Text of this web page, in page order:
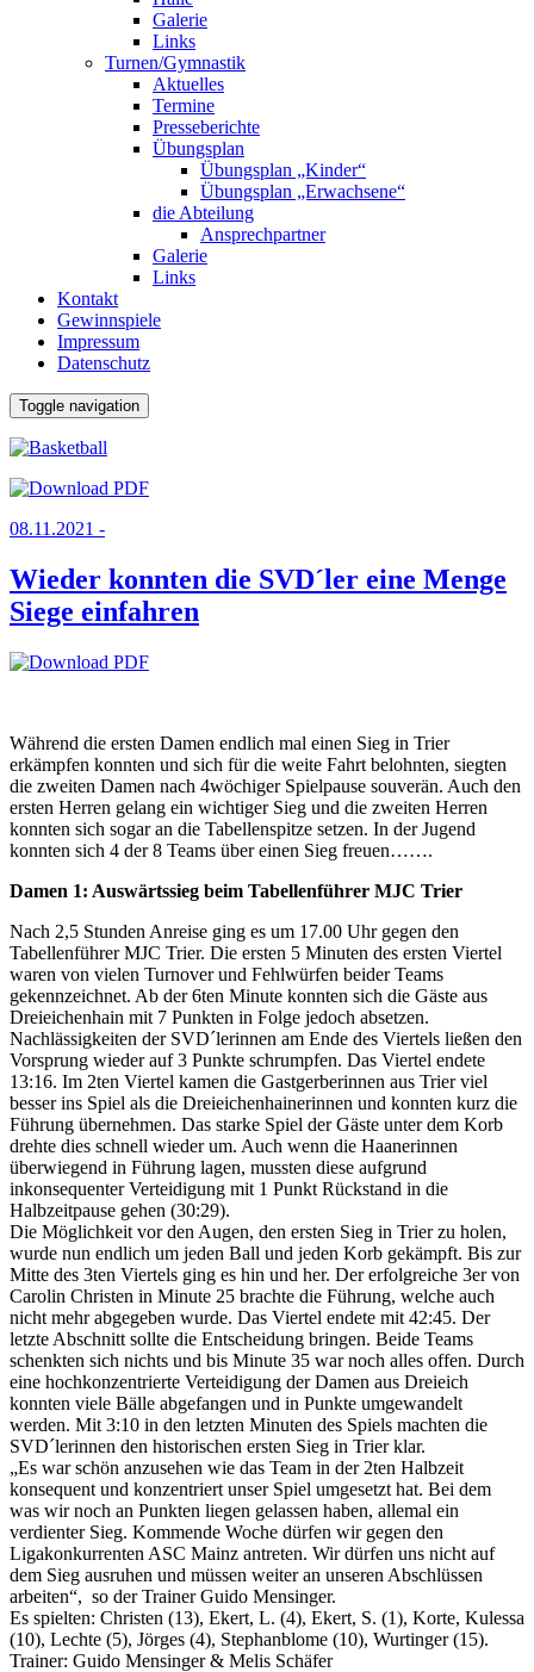
Galerie
Links
Turnen/Gymnastik
Aktuelles
Termine
Presseberichte
Übungsplan
Übungsplan „Kinder“
Übungsplan „Erwachsene“
die Abteilung
Ansprechpartner
Galerie
Links
Kontakt
Gewinnspiele
Impressum
Datenschutz
Toggle navigation
08.11.2021 -
Wieder konnten die SVD´ler eine Menge
Siege einfahren
Während die ersten Damen endlich mal einen Sieg in Trier
erkämpfen konnten und sich für die weite Fahrt belohnten, siegten
die zweiten Damen nach 4wöchiger Spielpause souverän. Auch den
ersten Herren gelang ein wichtiger Sieg und die zweiten Herren
konnten sich sogar an die Tabellenspitze setzen. In der Jugend
konnten sich 4 der 8 Teams über einen Sieg freuen…….
Damen 1: Auswärtssieg beim Tabellenführer MJC Trier
Nach 2,5 Stunden Anreise ging es um 17.00 Uhr gegen den
Tabellenführer MJC Trier. Die ersten 5 Minuten des ersten Viertel
waren von vielen Turnover und Fehlwürfen beider Teams
gekennzeichnet. Ab der 6ten Minute konnten sich die Gäste aus
Dreieichenhain mit 7 Punkten in Folge jedoch absetzen.
Nachlässigkeiten der SVD´lerinnen am Ende des Viertels ließen den
Vorsprung wieder auf 3 Punkte schrumpfen. Das Viertel endete
13:16. Im 2ten Viertel kamen die Gastgerberinnen aus Trier viel
besser ins Spiel als die Dreieichenhainerinnen und konnten kurz die
Führung übernehmen. Das starke Spiel der Gäste unter dem Korb
drehte dies schnell wieder um. Auch wenn die Haanerinnen
überwiegend in Führung lagen, mussten diese aufgrund
inkonsequenter Verteidigung mit 1 Punkt Rückstand in die
Halbzeitpause gehen (30:29).
Die Möglichkeit vor den Augen, den ersten Sieg in Trier zu holen,
wurde nun endlich um jeden Ball und jeden Korb gekämpft. Bis zur
Mitte des 3ten Viertels ging es hin und her. Der erfolgreiche 3er von
Carolin Christen in Minute 25 brachte die Führung, welche auch
nicht mehr abgegeben wurde. Das Viertel endete mit 42:45. Der
letzte Abschnitt sollte die Entscheidung bringen. Beide Teams
schenkten sich nichts und bis Minute 35 war noch alles offen. Durch
eine hochkonzentrierte Verteidigung der Damen aus Dreieich
konnten viele Bälle abgefangen und in Punkte umgewandelt
werden. Mit 3:10 in den letzten Minuten des Spiels machten die
SVD´lerinnen den historischen ersten Sieg in Trier klar.
„Es war schön anzusehen wie das Team in der 2ten Halbzeit
konsequent und konzentriert unser Spiel umgesetzt hat. Bei dem
was wir noch an Punkten liegen gelassen haben, allemal ein
verdienter Sieg. Kommende Woche dürfen wir gegen den
Ligakonkurrenten ASC Mainz antreten. Wir dürfen uns nicht auf
dem Sieg ausruhen und müssen weiter an unseren Abschlüssen
arbeiten“, so der Trainer Guido Mensinger.
Es spielten: Christen (13), Ekert, L. (4), Ekert, S. (1), Korte, Kulessa
(10), Lechte (5), Jörges (4), Stephanblome (10), Wurtinger (15).
Trainer: Guido Mensinger & Melis Schäfer